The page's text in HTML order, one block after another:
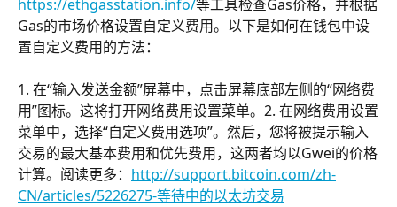
https://ethgasstation.info/等工具检查Gas价格，并根据
Gas的市场价格设置自定义费用。以下是如何在钱包中设
置自定义费用的方法：
1. 在“输入发送金额”屏幕中，点击屏幕底部左侧的“网络费
用”图标。这将打开网络费用设置菜单。2. 在网络费用设置
菜单中，选择“自定义费用选项”。然后，您将被提示输入
交易的最大基本费用和优先费用，这两者均以Gwei的价格
计算。阅读更多： http://support.bitcoin.com/zh-
CN/articles/5226275-等待中的以太坊交易